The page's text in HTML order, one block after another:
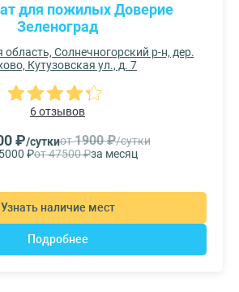
для пожилых Доверие
Зеленоград
Солнечногорский р-н, дер.
Кутузовская ул., д. 7
6 отзывов
₽/суткиот1900 ₽/сутки
₽от 47500 ₽за месяц
Узнать наличие мест
Подробнее